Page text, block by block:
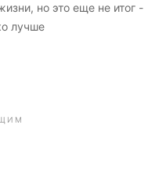
но это еще не итог -
лучше